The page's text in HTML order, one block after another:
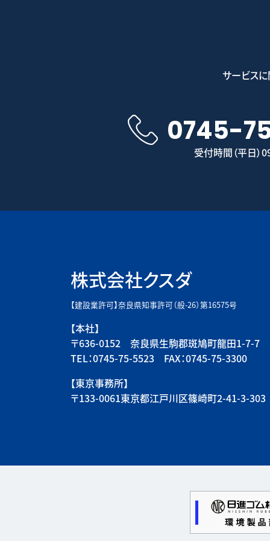
サービス
0745-
受付時間（平日
株式会社クスダ
【建設業許可】奈良県知事許可（般-26）第16575号
【本社】
〒636-0152 奈良県生駒郡斑鳩町龍田1-7-7
TEL：0745-75-5523 FAX：0745-75-3300
【東京事務所】
〒133-0061東京都江戸川区篠崎町2-41-3-303